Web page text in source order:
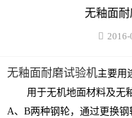
混凝土类检测设备无釉面
2016-
无釉面耐磨试验机主要用
用于无机地面材料及无釉
A、B两种钢轮，通过更换钢